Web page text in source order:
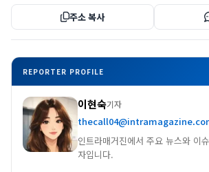
주소 복사
REPORTER PROFILE
이현숙기자
인트라매거진에서 주요 뉴스와 이
자입니다.